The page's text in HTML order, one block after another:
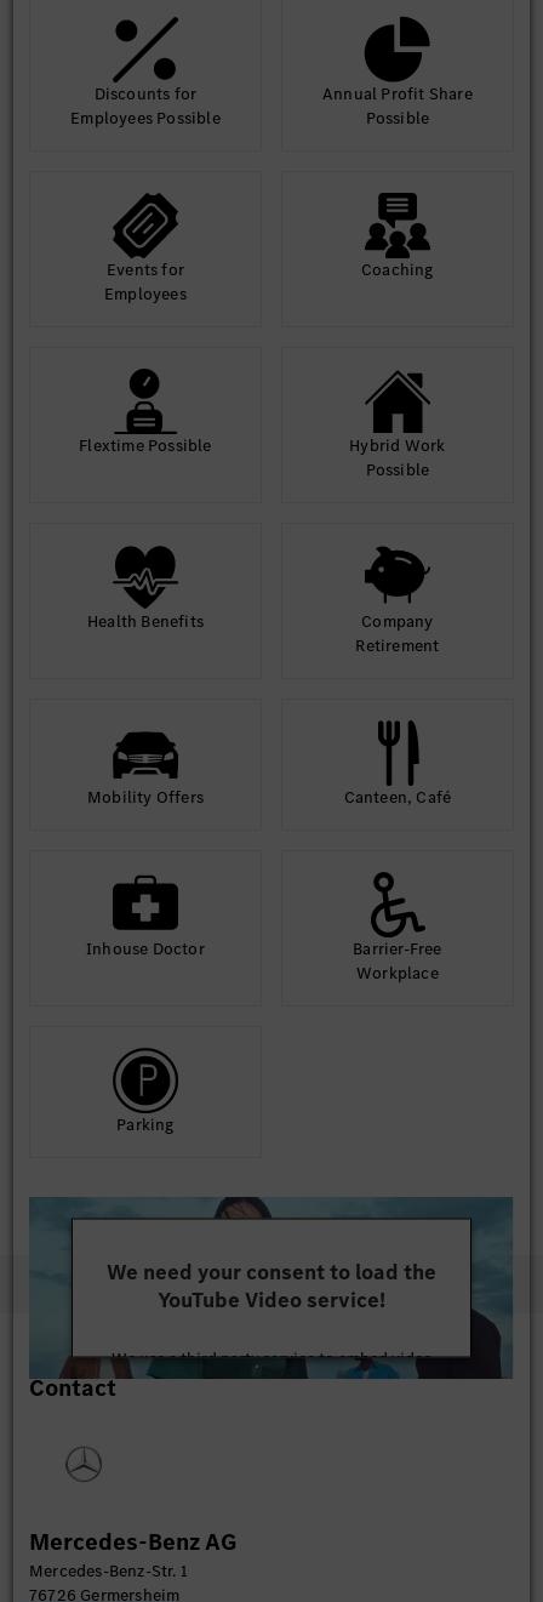
Discounts for
Employees Possible
Annual Profit Share
Possible
Events for
Employees
Coaching
Flextime Possible
Hybrid Work
Possible
Health Benefits
Company
Retirement
Mobility Offers Canteen, Café
Inhouse Doctor
Barrier-Free
Workplace
Parking
We need your consent to load the
YouTube Video service!
We use a third party service to embed video
content that may collect data about your activity.
Contact
Mercedes-Benz AG
Mercedes-Benz-Str. 1
76726 Germersheim